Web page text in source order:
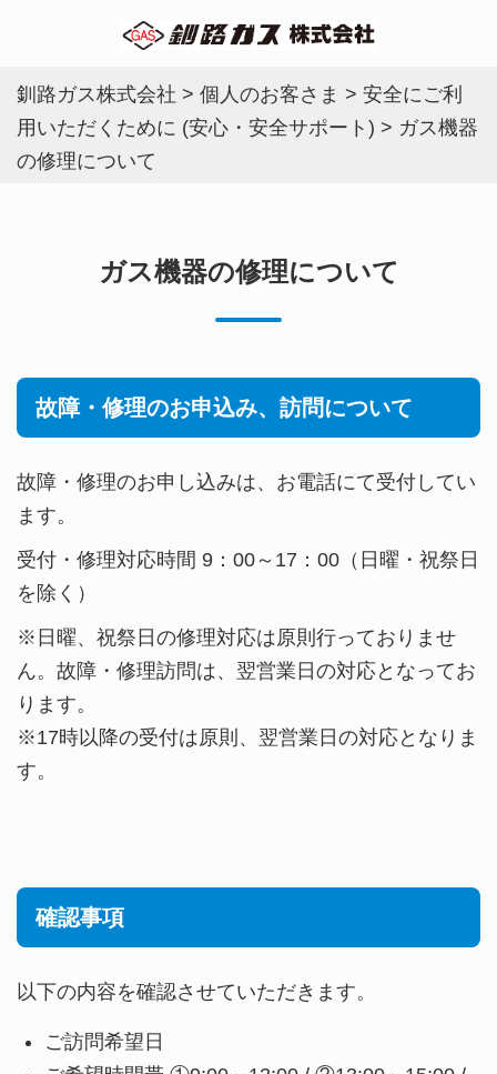
釧路ガス株式会社 > 個人のお客さま > 安全にご利
用いただくために (安心・安全サポート) > ガス機器
の修理について
ガス機器の修理について
故障・修理のお申込み、訪問について
故障・修理のお申し込みは、お電話にて受付してい
ます。
受付・修理対応時間 9：00～17：00（日曜・祝祭日
を除く）
※日曜、祝祭日の修理対応は原則行っておりませ
ん。故障・修理訪問は、翌営業日の対応となってお
ります。
※17時以降の受付は原則、翌営業日の対応となりま
す。
確認事項
以下の内容を確認させていただきます。
ご訪問希望日